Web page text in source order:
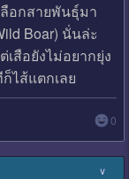
อกสายพันธุ์มา
Boar) นั่นล่ะ
สือยังไม่อยากยุ่ง
ไส้แตกเลย
0
∨